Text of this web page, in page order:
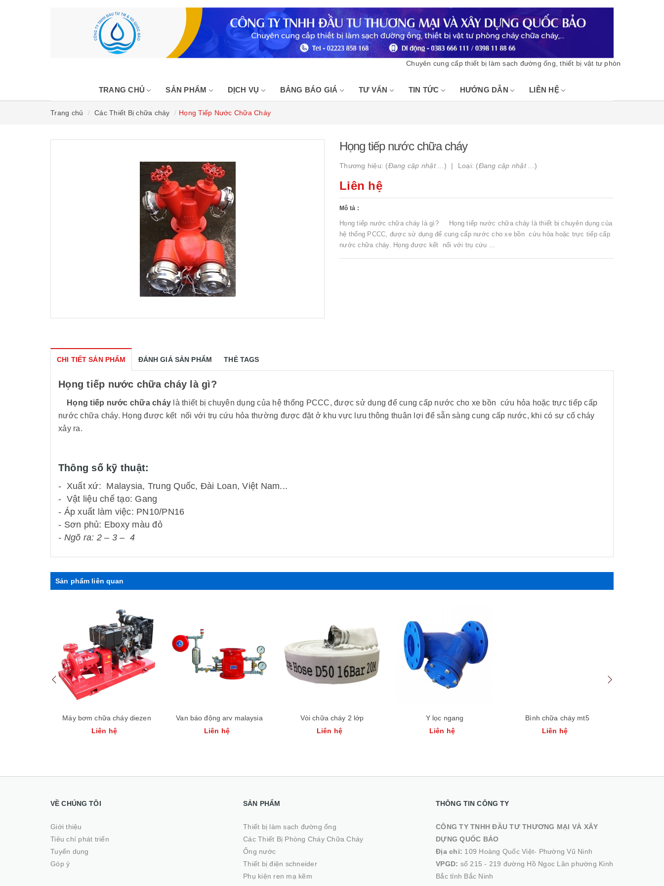
Chuyên cung cấp thiết bị làm sạch đường ống, thiết bị vật tư phòng cháy chữa cháy
TRANG CHỦ SẢN PHẨM DỊCH VỤ BẢNG BÁO GIÁ TƯ VẤN TIN TỨC HƯỚNG DẪN LIÊN HỆ
Trang chủ Các Thiết Bị chữa cháy Họng Tiếp Nước Chữa Cháy
Họng tiếp nước chữa cháy
Thương hiệu: (Đang cập nhật ... ) Loại: (Đang cập nhật ... )
Liên hệ
Mô tả :
Họng tiếp nước chữa cháy là gì? Họng tiếp nước chữa cháy là thiết bị chuyên dụng của
hệ thống PCCC, được sử dụng để cung cấp nước cho xe bồn cứu hỏa hoặc trực tiếp cấp
nước chữa cháy. Họng được kết nối với trụ cứu ...
CHI TIẾT SẢN PHẨM ĐÁNH GIÁ SẢN PHẨM THẺ TAGS
Họng tiếp nước chữa cháy là gì?
Họng tiếp nước chữa cháy là thiết bị chuyên dụng của hệ thống PCCC, được sử dụng để cung cấp nước cho xe bồn cứu hỏa hoặc trực tiếp cấp
nước chữa cháy. Họng được kết nối với trụ cứu hỏa thường được đặt ở khu vực lưu thông thuân lợi để sẵn sàng cung cấp nước, khi có sự cố cháy
xảy ra.
Thông số kỹ thuật:
- Xuất xứ: Malaysia, Trung Quốc, Đài Loan, Việt Nam...
- Vật liệu chế tạo: Gang
- Áp xuất làm việc: PN10/PN16
- Sơn phủ: Eboxy màu đỏ
- Ngõ ra: 2 – 3 – 4
Sản phẩm liên quan
Xem nhanh Xem nhanh
Máy bơm chữa cháy diezen
Liên hệ
Xem nhanh
Van báo động arv malaysia
Liên hệ
Vòi chữa cháy 2 lớp
Liên hệ
Y lọc ngang
Liên hệ
Bình chữa cháy mt5
Liên hệ
VỀ CHÚNG TÔI
Giới thiệu
Tiêu chí phát triển
Tuyển dụng
Góp ý
SẢN PHẨM
Thiết bị làm sạch đường ống
Các Thiết Bị Phòng Cháy Chữa Cháy
Ống nước
Thiết bị điện schneider
Phụ kiện ren mạ kẽm
THÔNG TIN CÔNG TY
CÔNG TY TNHH ĐẦU TƯ THƯƠNG MẠI VÀ XÂY
DỰNG QUỐC BẢO
Địa chỉ: 109 Hoàng Quốc Việt- Phường Vũ Ninh
VPGD: số 215 - 219 đường Hồ Ngoc Lân phường Kinh
Bắc tỉnh Bắc Ninh